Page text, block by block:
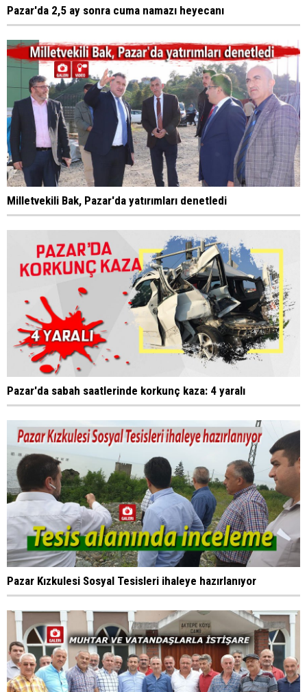
Pazar'da 2,5 ay sonra cuma namazı heyecanı
Milletvekili Bak, Pazar'da yatırımları denetledi
Pazar'da sabah saatlerinde korkunç kaza: 4 yaralı
Pazar Kızkulesi Sosyal Tesisleri ihaleye hazırlanıyor